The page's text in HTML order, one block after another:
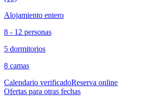
Alojamiento entero
8 - 12 personas
5 dormitorios
8 camas
Calendario verificadoReserva online
Ofertas para otras fechas